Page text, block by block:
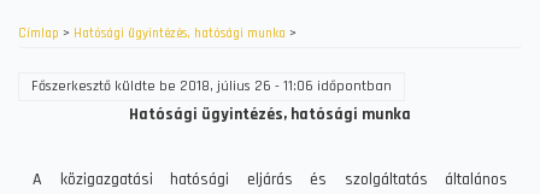
Címlap > Hatósági ügyintézés, hatósági munka >
Főszerkesztő küldte be 2018, július 26 - 11:06 időpontban
Hatósági ügyintézés, hatósági munka
A közigazgatási hatósági eljárás és szolgáltatás általános